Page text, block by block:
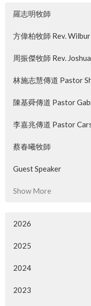
羅志明牧師
方偉柏牧師 Rev.
周振傑牧師 Rev.
林施志慧傳道 Pastor
陳基舜傳道 Pastor
李嘉兆傳道 Pastor
蔡春曦牧師
Guest Speaker
Show More
2026
2025
2024
2023